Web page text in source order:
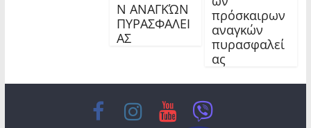
Ν ΑΝΑΓΚΏΝ
ΠΥΡΑΣΦΑΛΕΙ
ΑΣ
πρόσκαιρων
αναγκών
πυρασφαλεί
ας